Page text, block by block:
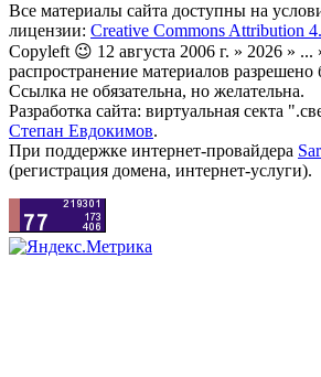
Все материалы сайта доступны на
лицензии: Creative Commons Attribution
Copyleft 😉 12 августа 2006 г. » 2026 »
распространение материалов разрешено
Ссылка не обязательна, но желательна.
Разработка сайта: виртуальная секта
Степан Евдокимов.
При поддержке интернет-провайдера
(регистрация домена, интернет-услуги).